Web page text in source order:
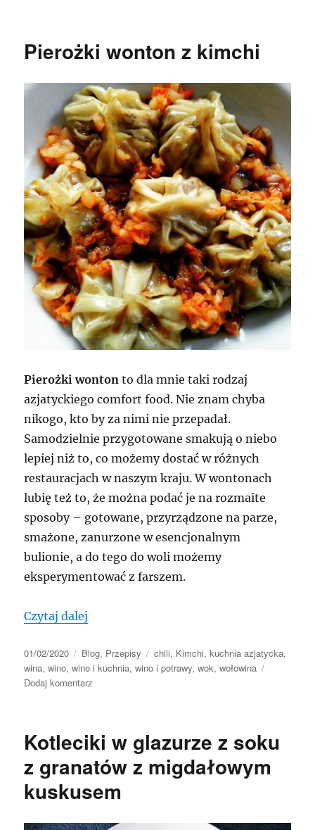
Pierożki wonton z kimchi
Pierożki wonton to dla mnie taki rodzaj
azjatyckiego comfort food. Nie znam chyba
nikogo, kto by za nimi nie przepadał.
Samodzielnie przygotowane smakują o niebo
lepiej niż to, co możemy dostać w różnych
restauracjach w naszym kraju. W wontonach
lubię też to, że można podać je na rozmaite
sposoby – gotowane, przyrządzone na parze,
smażone, zanurzone w esencjonalnym
bulionie, a do tego do woli możemy
eksperymentować z farszem.
Czytaj dalej
Data
publikacji
01/02/2020 Kategorie
Blog, Przepisy Tagi
chili, Kimchi,kuchnia azjatycka,
wina,wino,wino i kuchnia,wino i potrawy,wok,wołowina
Dodaj komentarz
kimchi
Kotleciki w glazurze z soku
z granatów z migdałowym
kuskusem